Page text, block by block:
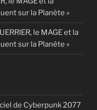
sur la Planète »
le MAGE et la
sur la Planète »
de Cyberpunk 2077